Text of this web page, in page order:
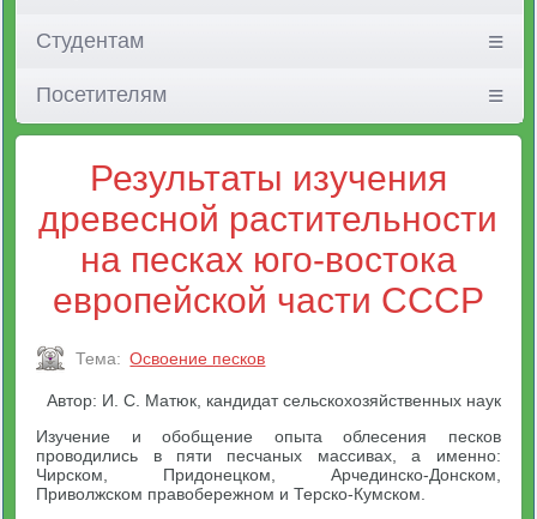
Студентам
Посетителям
Результаты изучения
древесной растительности
на песках юго-востока
европейской части СССР
Тема: Освоение песков
Автор: И. С. Матюк, кандидат сельскохозяйственных наук
Изучение и обобщение опыта облесения песков
проводились в пяти песчаных массивах, а именно:
Чирском, Придонецком, Арчединско-Донском,
Приволжском правобережном и Терско-Кумском.